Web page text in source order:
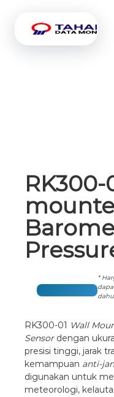
RK300-
*
RK300-01 Wall
Sensordengan
presisi tinggi, jarak
kemampuan anti-
digunakan untuk
meteorologi,